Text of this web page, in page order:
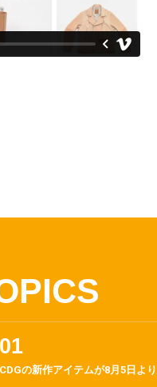
CDGの新作アイテムが8月5日よ